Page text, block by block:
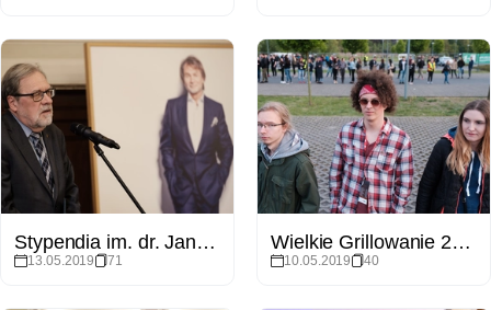
Stypendia im. dr. Jana Kulczyka dla studentów z Ukrainy
13.05.2019 71
Wielkie Grillowanie 2019
10.05.2019 40